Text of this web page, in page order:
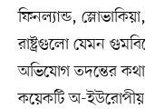
ফিনল্যান্ড,
রাষ্ট্রগুলো যেমন
অভিযোগ তদন্তের
কয়েকটি অ-ইউরোপীয়